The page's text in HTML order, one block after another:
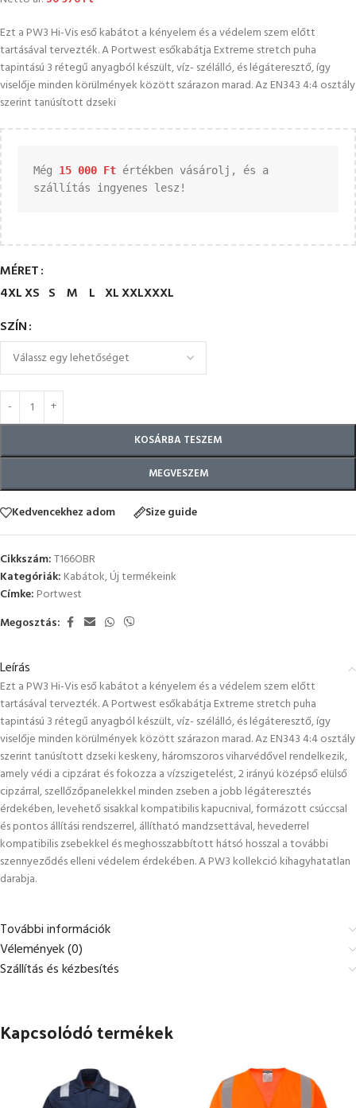
Ezt a PW3 Hi-Vis eső kabátot a kényelem és a védelem szem előtt
tartásával tervezték. A Portwest esőkabátja Extreme stretch puha
tapintású 3 rétegű anyagból készült, víz- szélálló, és légáteresztő, így
viselője minden körülmények között szárazon marad. Az EN343 4:4 osztály
szerint tanúsított dzseki
Még 15 000 Ft értékben vásárolj, és a
szállítás ingyenes lesz!
MÉRET
4XLXS S M L XLXXLXXXL
SZÍN
KOSÁRBA TESZEM
MEGVESZEM
Kedvencekhez adom Size guide
Cikkszám:T166OBR
Kategóriák: Kabátok,Új termékeink
Címke: Portwest
Megosztás:
Leírás
Ezt a PW3 Hi-Vis eső kabátot a kényelem és a védelem szem előtt
tartásával tervezték. A Portwest esőkabátja Extreme stretch puha
tapintású 3 rétegű anyagból készült, víz- szélálló, és légáteresztő, így
viselője minden körülmények között szárazon marad. Az EN343 4:4 osztály
szerint tanúsított dzseki keskeny, háromszoros viharvédővel rendelkezik,
amely védi a cipzárat és fokozza a vízszigetelést, 2 irányú középső elülső
cipzárral, szellőzőpanelekkel minden zseben a jobb légáteresztés
érdekében, levehető sisakkal kompatibilis kapucnival, formázott csúccsal
és pontos állítási rendszerrel, állítható mandzsettával, hevederrel
kompatibilis zsebekkel és meghosszabbított hátsó hosszal a további
szennyeződés elleni védelem érdekében. A PW3 kollekció kihagyhatatlan
darabja.
További információk
Vélemények (0)
Szállítás és kézbesítés
Kapcsolódó termékek